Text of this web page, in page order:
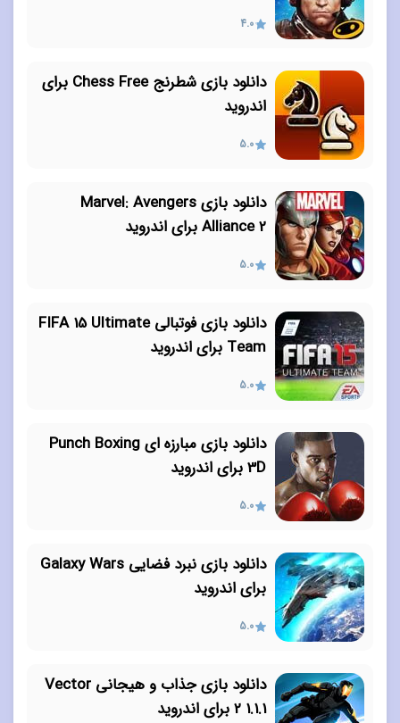
4.0
دانلود بازی شطرنج Chess Free برای
اندروید
5.0
دانلود بازی Marvel: Avengers
Alliance 2 برای اندروید
5.0
دانلود بازی فوتبالی FIFA 15 Ultimate
Team برای اندروید
5.0
دانلود بازی مبارزه ای Punch Boxing
3D برای اندروید
5.0
دانلود بازی نبرد فضایی Galaxy Wars
برای اندروید
5.0
دانلود بازی جذاب و هیجانی Vector
2 1.1.1 برای اندروید